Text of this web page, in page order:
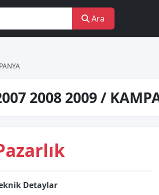
Ara
2008 2009 /
Detaylar